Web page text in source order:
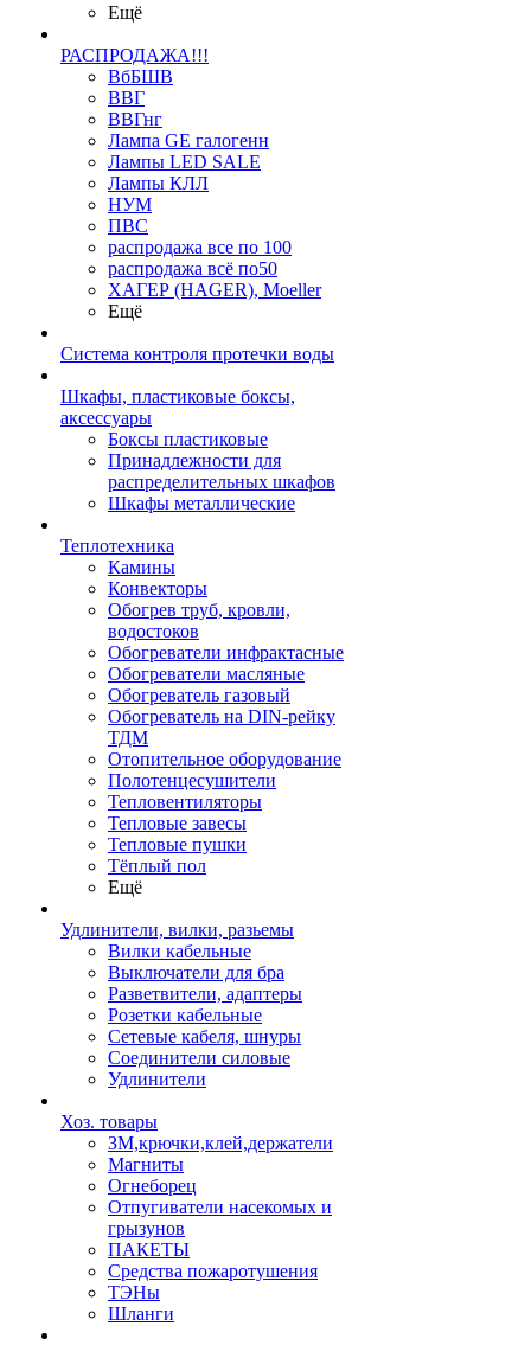
Ещё
РАСПРОДАЖА!!!
ВбБШВ
ВВГ
ВВГнг
Лампа GE галогенн
Лампы LED SALE
Лампы КЛЛ
НУМ
ПВС
распродажа все по 100
распродажа всё по50
ХАГЕР (HAGER), Moeller
Ещё
Система контроля протечки воды
Шкафы, пластиковые боксы,
аксессуары
Боксы пластиковые
Принадлежности для
распределительных шкафов
Шкафы металлические
Теплотехника
Камины
Конвекторы
Обогрев труб, кровли,
водостоков
Обогреватели инфрактасные
Обогреватели масляные
Обогреватель газовый
Обогреватель на DIN-рейку
ТДМ
Отопительное оборудование
Полотенцесушители
Тепловентиляторы
Тепловые завесы
Тепловые пушки
Тёплый пол
Ещё
Удлинители, вилки, разьемы
Вилки кабельные
Выключатели для бра
Разветвители, адаптеры
Розетки кабельные
Сетевые кабеля, шнуры
Соединители силовые
Удлинители
Хоз. товары
ЗМ,крючки,клей,держатели
Магниты
Огнеборец
Отпугиватели насекомых и
грызунов
ПАКЕТЫ
Средства пожаротушения
ТЭНы
Шланги